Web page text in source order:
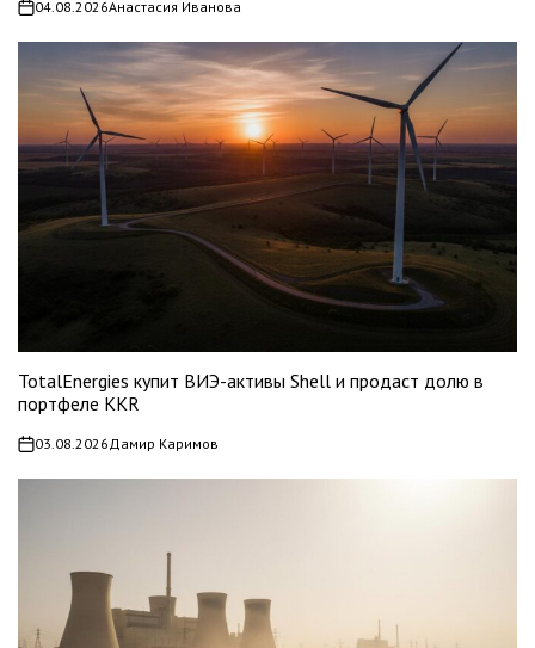
on04.08.2026Анастасия Иванова
TotalEnergies купит ВИЭ-активы Shell и продаст долю в
портфеле KKR
on03.08.2026Дамир Каримов